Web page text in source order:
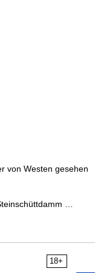
von Westen gesehen
…
18+